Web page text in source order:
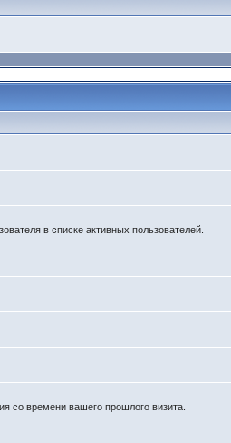
в списке активных пользователей.
со времени вашего прошлого визита.